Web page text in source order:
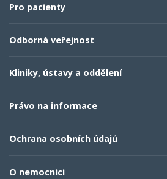
Pro pacienty
Odborná veřejnost
Kliniky, ústavy a oddělení
Právo na informace
Ochrana osobních údajů
O nemocnici